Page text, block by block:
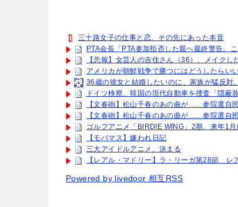
三十路女子の仕事と恋、その先にあった本音
PTA会長「PTA参加拒否した親へ最終警告。こ
【悲報】女芸人の吉住さん（36）、メイク
アメリカが朝鮮戦争で勝つにはどうしたらい
36歳の彼女と結婚したいのに、家族が猛反
ドイツ検察、韓国の現代自動車を捜査「隠蔽
【文春砲】松山千春のあの曲が……参院選自
【文春砲】松山千春のあの曲が……参院選自
ゴルフアニメ「BIRDIE WING」2期、来年1
【モバマス】嫌われ日記
三大アイドルアニメ、決まる
【レアル・マドリー】ラ・リーガ第28節
Powered by livedoor 相互RSS